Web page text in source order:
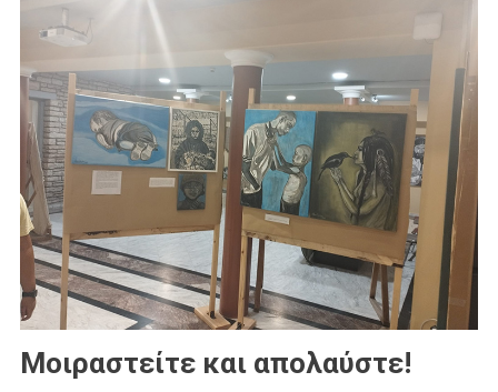
Μοιραστείτε και απολαύστε!